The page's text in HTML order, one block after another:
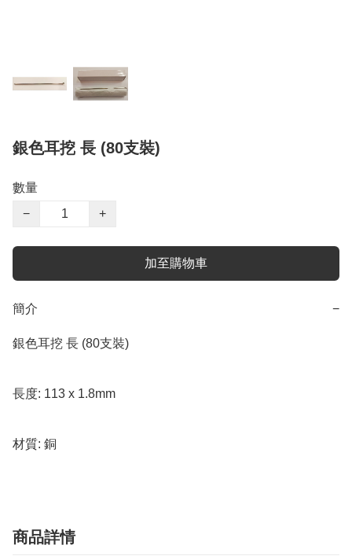
銀色耳挖 長 (80支裝)
數量
−
+
加至購物車
簡介 −
銀色耳挖 長 (80支裝)
長度: 113 x 1.8mm
材質: 銅
商品詳情